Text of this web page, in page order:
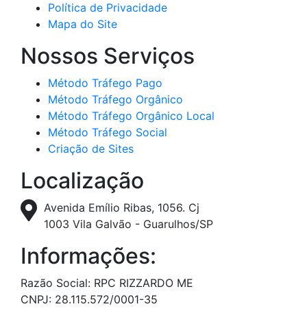
Política de Privacidade
Mapa do Site
Nossos Serviços
Método Tráfego Pago
Método Tráfego Orgânico
Método Tráfego Orgânico Local
Método Tráfego Social
Criação de Sites
Localização
Avenida Emílio Ribas, 1056. Cj
1003 Vila Galvão - Guarulhos/SP
Informações:
Razão Social: RPC RIZZARDO ME
CNPJ: 28.115.572/0001-35